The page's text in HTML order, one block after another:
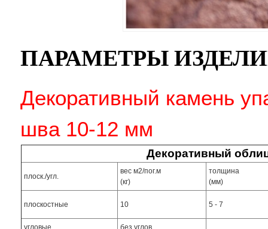
ПАРАМЕТРЫ
Декоративный камень
шва 10-12 мм
Декоративный
плоск./угл.
вес м2/пог.м
(кг)
толщина
(мм)
плоскостные 10 5 - 7
угловые без углов